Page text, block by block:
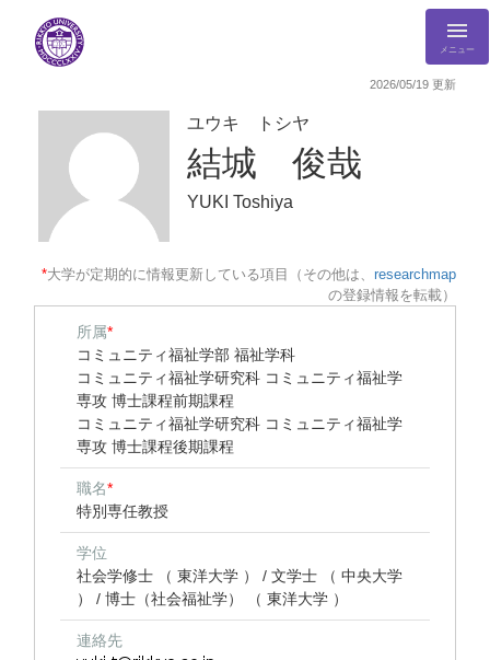
メニュー
2026/05/19 更新
ユウキ トシヤ
結城 俊哉
YUKI Toshiya
*大学が定期的に情報更新している項目（その他は、 researchmap
の登録情報を転載）
所属*
コミュニティ福祉学部 福祉学科
コミュニティ福祉学研究科 コミュニティ福祉学
専攻 博士課程前期課程
コミュニティ福祉学研究科 コミュニティ福祉学
専攻 博士課程後期課程
職名*
特別専任教授
学位
社会学修士 （ 東洋大学 ） / 文学士 （ 中央大学
） / 博士（社会福祉学） （ 東洋大学 ）
連絡先